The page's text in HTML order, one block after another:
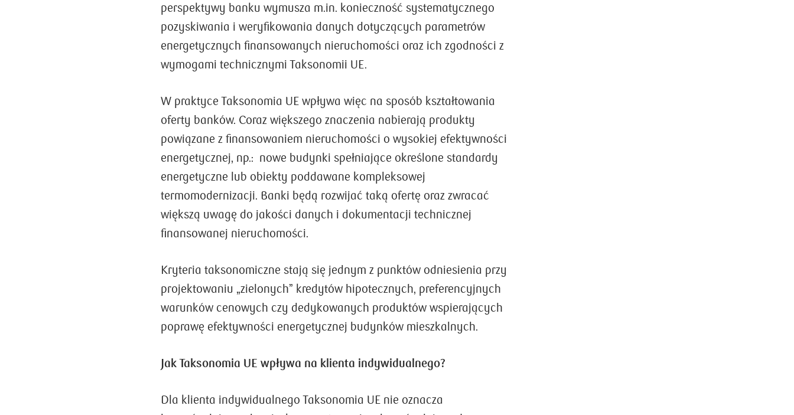
perspektywy banku wymusza m.in. konieczność systematycznego
pozyskiwania i weryfikowania danych dotyczących parametrów
energetycznych finansowanych nieruchomości oraz ich zgodności z
wymogami technicznymi Taksonomii UE.
W praktyce Taksonomia UE wpływa więc na sposób kształtowania
oferty banków. Coraz większego znaczenia nabierają produkty
powiązane z finansowaniem nieruchomości o wysokiej efektywności
energetycznej, np.: nowe budynki spełniające określone standardy
energetyczne lub obiekty poddawane kompleksowej
termomodernizacji. Banki będą rozwijać taką ofertę oraz zwracać
większą uwagę do jakości danych i dokumentacji technicznej
finansowanej nieruchomości.
Kryteria taksonomiczne stają się jednym z punktów odniesienia przy
projektowaniu „zielonych” kredytów hipotecznych, preferencyjnych
warunków cenowych czy dedykowanych produktów wspierających
poprawę efektywności energetycznej budynków mieszkalnych.
Jak Taksonomia UE wpływa na klienta indywidualnego?
Dla klienta indywidualnego Taksonomia UE nie oznacza